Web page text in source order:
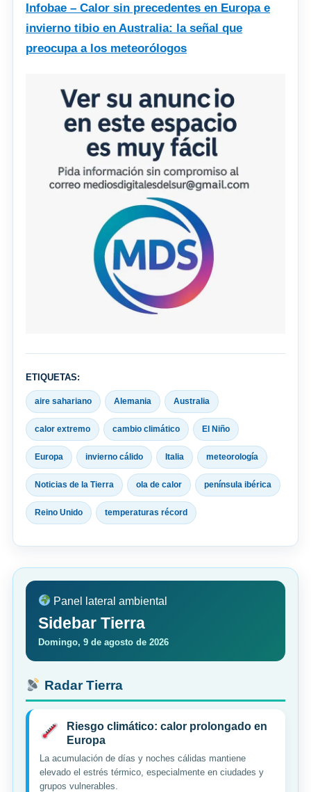
Infobae – Calor sin precedentes en Europa e
invierno tibio en Australia: la señal que
preocupa a los meteorólogos
ETIQUETAS:
aire sahariano Alemania Australia
calor extremo cambio climático El Niño
Europa invierno cálido Italia meteorología
Noticias de la Tierra ola de calor península ibérica
Reino Unido temperaturas récord
Panel lateral ambiental
Sidebar Tierra
Domingo, 9 de agosto de 2026
Radar Tierra
Riesgo climático: calor prolongado en
Europa
La acumulación de días y noches cálidas mantiene
elevado el estrés térmico, especialmente en ciudades y
grupos vulnerables.